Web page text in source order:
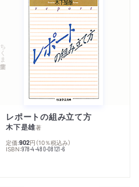
ちくま学芸文庫
レポートの組み立て方
木下是雄著
定価:902円 （10％税込み）
ISBN:978-4-480-08121-6